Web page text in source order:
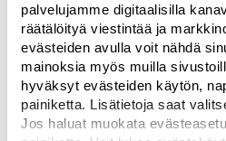
palvelujamme digitaalisilla
räätälöityä viestintää ja
evästeiden avulla voit nähdä
mainoksia myös muilla
hyväksyt evästeiden käytön,
painiketta. Lisätietoja saat
Jos haluat muokata
Suomessa Lindex keräsi
Roosa nauha -rahastoon
roosanvärisiä rannekoruja
kaikista lokakuun aikana
10 % rahastoon. Lisäksi
tunnettavuutta myymälällä